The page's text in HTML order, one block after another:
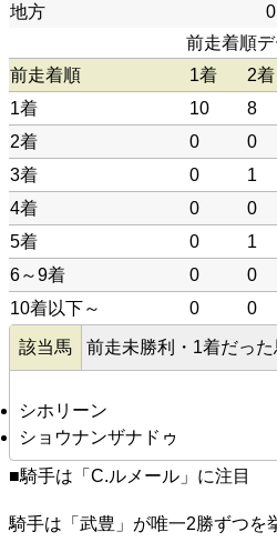
地方
0
前走着順デ
前走着順
1着 2着
1着
10 8
2着
0 0
3着
0 1
4着
0 0
5着
0 1
6～9着
0 0
10着以下～
0 0
該当馬 前走未勝利・1着だった
シホリーン
ショウナンザナドゥ
■騎手は「C.ルメール」に注目
騎手は「武豊」が唯一2勝ずつを